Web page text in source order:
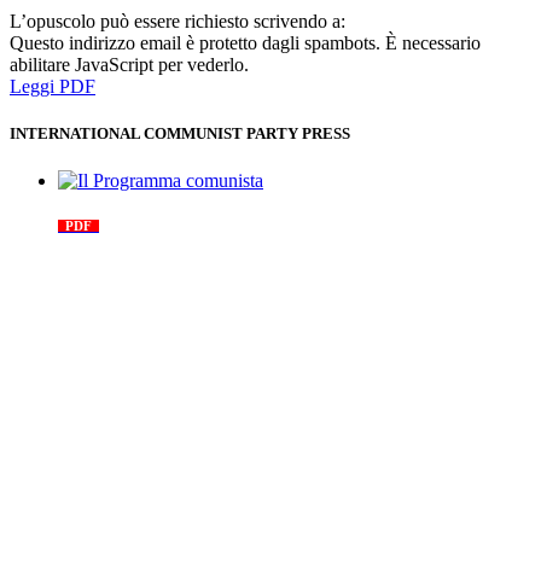
L’opuscolo può essere richiesto scrivendo a:
Questo indirizzo email è protetto dagli spambots. È necessario
abilitare JavaScript per vederlo.
Leggi PDF
INTERNATIONAL COMMUNIST PARTY PRESS
PDF